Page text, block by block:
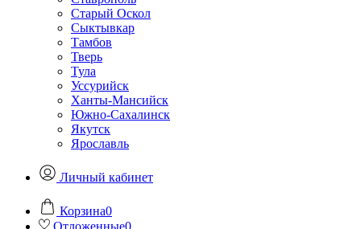
Старый Оскол
Сыктывкар
Тамбов
Тверь
Тула
Уссурийск
Ханты-Мансийск
Южно-Сахалинск
Якутск
Ярославль
Личный кабинет
Корзина0
Отложенные0